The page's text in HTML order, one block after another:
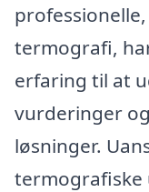
termografi,
erfaring til at
vurderinger
løsninger.
termografiske